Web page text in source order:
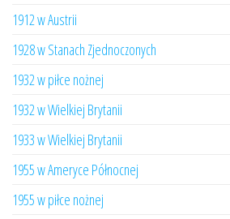
1912 w Austrii
1928 w Stanach Zjednoczonych
1932 w piłce nożnej
1932 w Wielkiej Brytanii
1933 w Wielkiej Brytanii
1955 w Ameryce Północnej
1955 w piłce nożnej